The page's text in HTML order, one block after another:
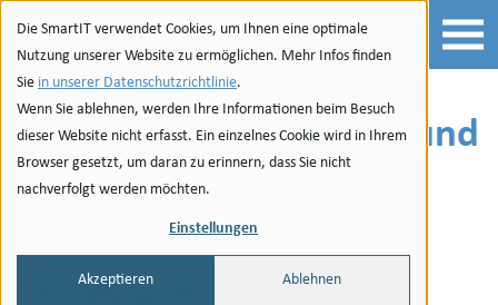
Die SmartIT verwendet Cookies, um Ihnen eine optimale
Nutzung unserer Website zu ermöglichen. Mehr Infos finden
Sie in unserer Datenschutzrichtlinie.
Wenn Sie ablehnen, werden Ihre Informationen beim Besuch
dieser Website nicht erfasst. Ein einzelnes Cookie wird in Ihrem
Browser gesetzt, um daran zu erinnern, dass Sie nicht
nachverfolgt werden möchten.
Einstellungen
Akzeptieren Ablehnen
Zur Navigation
zu den Quicklinks
Zur Suche
Zum Inhalt
Bundesamt für Bauten und
Logistik setzt auf die